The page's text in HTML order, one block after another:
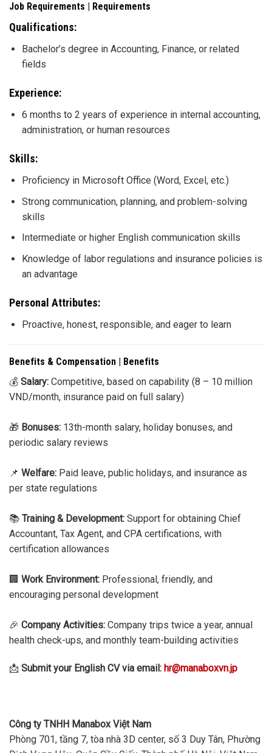
Job Requirements | Requirements
Qualifications:
Bachelor’s degree in Accounting, Finance, or related
fields
Experience:
6 months to 2 years of experience in internal accounting,
administration, or human resources
Skills:
Proficiency in Microsoft Office (Word, Excel, etc.)
Strong communication, planning, and problem-solving
skills
Intermediate or higher English communication skills
Knowledge of labor regulations and insurance policies is
an advantage
Personal Attributes:
Proactive, honest, responsible, and eager to learn
Benefits & Compensation | Benefits
💰 Salary: Competitive, based on capability (8 – 10 million
VND/month, insurance paid on full salary)
🎁 Bonuses: 13th-month salary, holiday bonuses, and
periodic salary reviews
📌 Welfare: Paid leave, public holidays, and insurance as
per state regulations
📚 Training & Development: Support for obtaining Chief
Accountant, Tax Agent, and CPA certifications, with
certification allowances
🏢 Work Environment: Professional, friendly, and
encouraging personal development
🎉 Company Activities: Company trips twice a year, annual
health check-ups, and monthly team-building activities
📩 Submit your English CV via email: hr@manaboxvn.jp
Công ty TNHH Manabox Việt Nam
Phòng 701, tầng 7, tòa nhà 3D center, số 3 Duy Tân, Phường